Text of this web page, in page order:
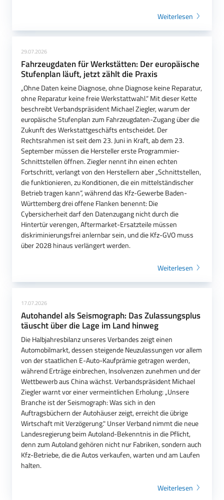
Weiterlesen
29.07.2026
Fahrzeugdaten für Werkstätten: Der europäische
Stufenplan läuft, jetzt zählt die Praxis
„Ohne Daten keine Diagnose, ohne Diagnose keine Reparatur,
ohne Reparatur keine freie Werkstattwahl.“ Mit dieser Kette
beschreibt Verbandspräsident Michael Ziegler, warum der
europäische Stufenplan zum Fahrzeugdaten-Zugang über die
Zukunft des Werkstattgeschäfts entscheidet. Der
Rechtsrahmen ist seit dem 23. Juni in Kraft, ab dem 23.
September müssen die Hersteller erste Programmier-
Schnittstellen öffnen. Ziegler nennt ihn einen echten
Fortschritt, verlangt von den Herstellern aber „Schnittstellen,
die funktionieren, zu Konditionen, die ein mittelständischer
Betrieb tragen kann“, während das Kfz-Gewerbe Baden-
Württemberg drei offene Flanken benennt: Die
Cybersicherheit darf den Datenzugang nicht durch die
Hintertür verengen, Aftermarket-Ersatzteile müssen
diskriminierungsfrei anlernbar sein, und die Kfz-GVO muss
über 2028 hinaus verlängert werden.
Weiterlesen
17.07.2026
Autohandel als Seismograph: Das Zulassungsplus
täuscht über die Lage im Land hinweg
Die Halbjahresbilanz unseres Verbandes zeigt einen
Automobilmarkt, dessen steigende Neuzulassungen vor allem
von der staatlichen E-Auto-Kaufprämie getragen werden,
während Erträge einbrechen, Insolvenzen zunehmen und der
Wettbewerb aus China wächst. Verbandspräsident Michael
Ziegler warnt vor einer vermeintlichen Erholung: „Unsere
Branche ist der Seismograph: Was sich in den
Auftragsbüchern der Autohäuser zeigt, erreicht die übrige
Wirtschaft mit Verzögerung." Unser Verband nimmt die neue
Landesregierung beim Autoland-Bekenntnis in die Pflicht,
denn zum Autoland gehören nicht nur Fabriken, sondern auch
Kfz-Betriebe, die die Autos verkaufen, warten und am Laufen
halten.
Weiterlesen